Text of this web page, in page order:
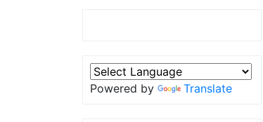
Powered by Translate